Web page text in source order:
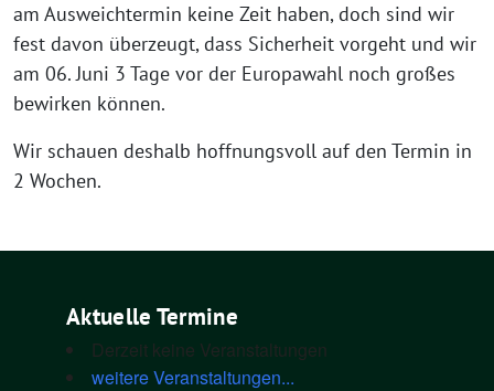
am Aus­weich­ter­min kei­ne Zeit haben, doch sind wir
fest davon über­zeugt, dass Sicher­heit vor­geht und wir
am 06. Juni 3 Tage vor der Euro­pa­wahl noch gro­ßes
bewir­ken können.
Wir schau­en des­halb hoff­nungs­voll auf den Ter­min in
2 Wochen.
Aktuelle Termine
Derzeit keine Veranstaltungen
weitere Veranstaltungen...